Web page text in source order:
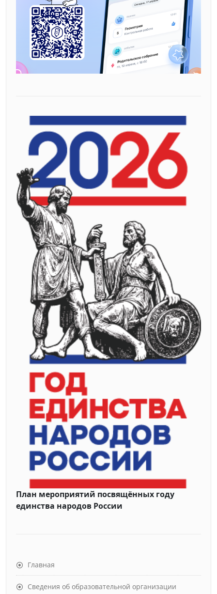
План мероприятий посвящённых году
единства народов России
Главная
Сведения об образовательной организации